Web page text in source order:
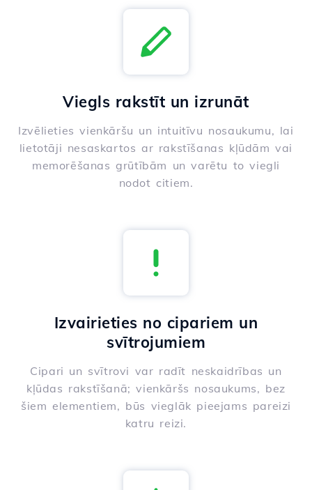
Viegls rakstīt un izrunāt
Izvēlieties vienkāršu un intuitīvu nosaukumu, lai
lietotāji nesaskartos ar rakstīšanas kļūdām vai
memorēšanas grūtībām un varētu to viegli
nodot citiem.
Izvairieties no cipariem un
svītrojumiem
Cipari un svītrovi var radīt neskaidrības un
kļūdas rakstīšanā; vienkāršs nosaukums, bez
šiem elementiem, būs vieglāk pieejams pareizi
katru reizi.